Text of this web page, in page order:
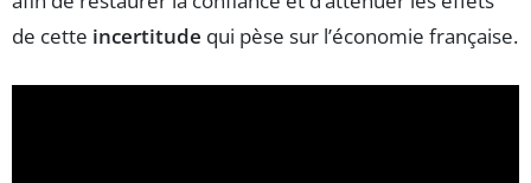
de cette incertitude qui pèse sur l’économie française.